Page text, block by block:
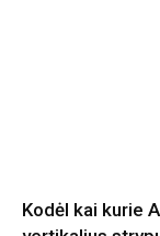
Kodėl kai kurie